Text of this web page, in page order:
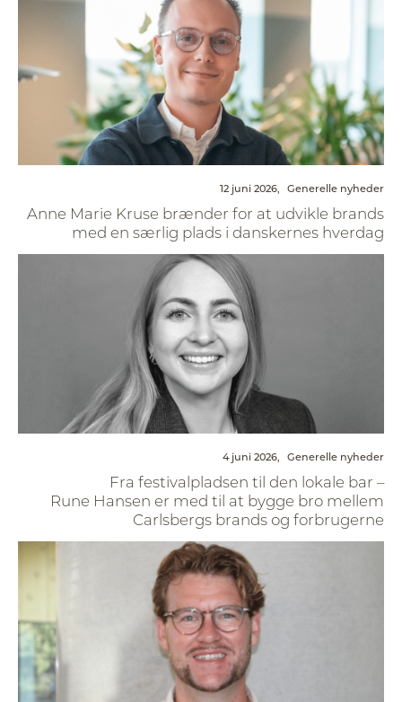
12 juni 2026, Generelle nyheder
Anne Marie Kruse brænder for at udvikle brands
med en særlig plads i danskernes hverdag
4 juni 2026, Generelle nyheder
Fra festivalpladsen til den lokale bar –
Rune Hansen er med til at bygge bro mellem
Carlsbergs brands og forbrugerne